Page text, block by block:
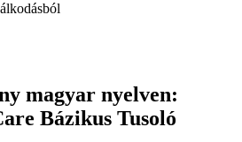
magyar nyelven:
Bázikus Tusoló